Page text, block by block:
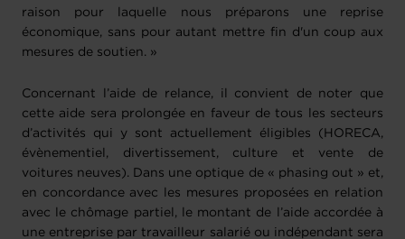
raison pour laquelle nous préparons une reprise
économique, sans pour autant mettre fin d'un coup aux
mesures de soutien. »
Concernant l’aide de relance, il convient de noter que
cette aide sera prolongée en faveur de tous les secteurs
d’activités qui y sont actuellement éligibles (HORECA,
évènementiel, divertissement, culture et vente de
voitures neuves). Dans une optique de « phasing out » et,
en concordance avec les mesures proposées en relation
avec le chômage partiel, le montant de l’aide accordée à
une entreprise par travailleur salarié ou indépendant sera